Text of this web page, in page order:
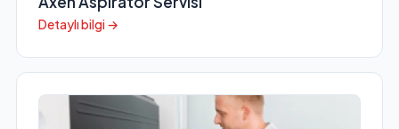
Detaylı bilgi →